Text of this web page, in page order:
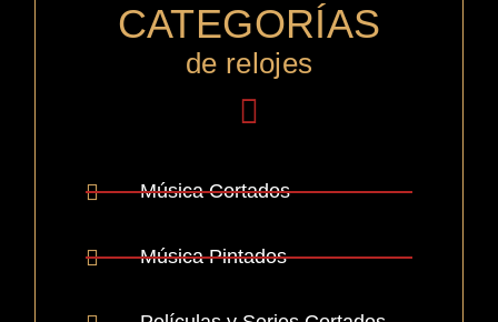
CATEGORÍAS
de relojes
Música Cortados
Música Pintados